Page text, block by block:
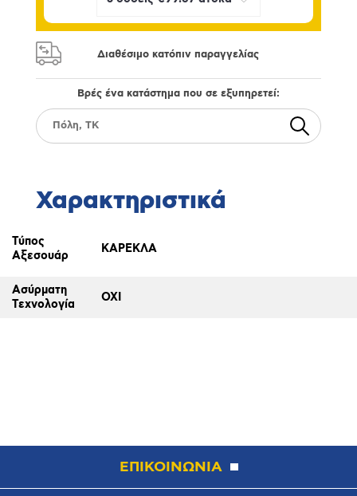
Διαθέσιμο κατόπιν παραγγελίας
Βρές ένα κατάστημα που σε εξυπηρετεί:
Χαρακτηριστικά
Τύπος
Αξεσουάρ
ΚΑΡΕΚΛΑ
Ασύρματη
Τεχνολογία
ΟΧΙ
ΕΠΙΚΟΙΝΩΝΙΑ